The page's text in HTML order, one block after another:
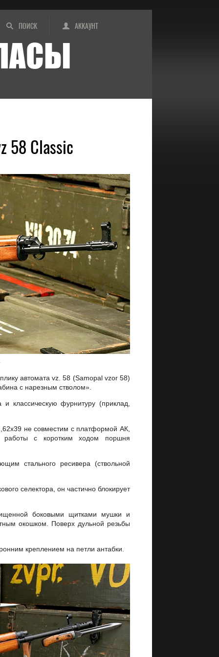
ПОИСК АККАУНТ
58 Classic
автомата vz. 58 (Samopal vzor 58)
с нарезным стволом».
классическую фурнитуру (приклад,
не совместим с платформой АК,
работы с коротким ходом поршня
стального ресивера (ствольной
селектора, он частично блокирует
боковыми щитками мушки и
окошком. Поверх дульной резьбы
креплением на петли антабки.